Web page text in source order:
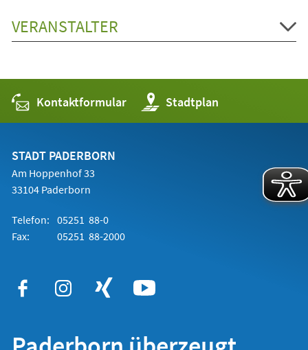
VERANSTALTER
Kontaktformular Stadtplan
(Öffnet
in
einem
STADT PADERBORN
Am Hoppenhof 33
33104 Paderborn
Telefon: 05251 88-0
Fax:
05251 88-2000